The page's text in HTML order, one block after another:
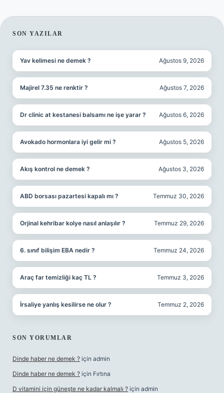
SIDEBAR
SON YAZILAR
Yav kelimesi ne demek ? Ağustos 9, 2026
Majirel 7.35 ne renktir ? Ağustos 7, 2026
Dr clinic at kestanesi balsamı ne işe yarar ? Ağustos 6, 2026
Avokado hormonlara iyi gelir mi ? Ağustos 5, 2026
Akış kontrol ne demek ? Ağustos 3, 2026
ABD borsası pazartesi kapalı mı ? Temmuz 30, 2026
Orjinal kehribar kolye nasıl anlaşılır ? Temmuz 29, 2026
6. sınıf bilişim EBA nedir ? Temmuz 24, 2026
Araç far temizliği kaç TL ? Temmuz 3, 2026
İrsaliye yanlış kesilirse ne olur ? Temmuz 2, 2026
SON YORUMLAR
Dinde haber ne demek ? için admin
Dinde haber ne demek ? için Fırtına
D vitamini için güneşte ne kadar kalmalı ? için admin